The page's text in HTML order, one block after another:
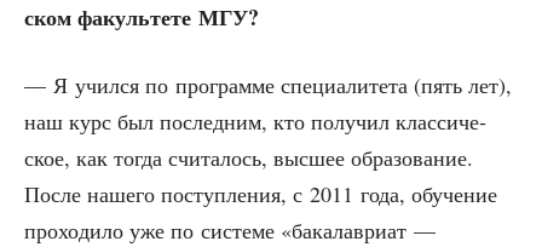
ском факуль­те­те МГУ?
— Я учил­ся по про­грам­ме спе­ци­а­ли­те­та (пять лет),
наш курс был послед­ним, кто полу­чил клас­си­че­
ское, как тогда счи­та­лось, выс­шее обра­зо­ва­ние.
После наше­го поступ­ле­ния, с 2011 года, обу­че­ние
про­хо­ди­ло уже по систе­ме «бака­лаври­ат —